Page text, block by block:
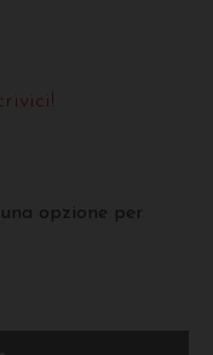
opzione per